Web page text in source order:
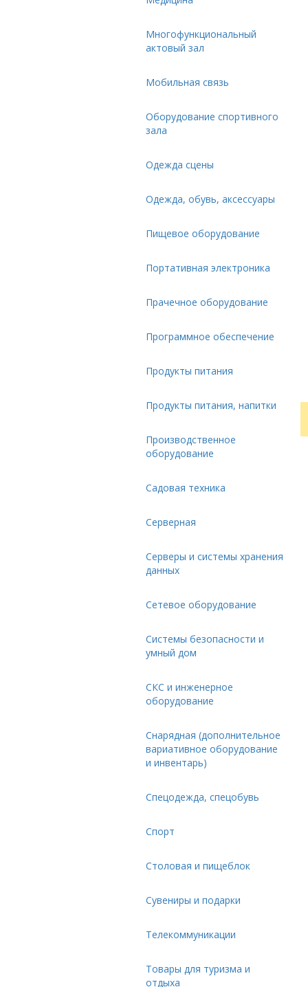
Многофункциональный
актовый зал
Мобильная связь
Оборудование спортивного
зала
Одежда сцены
Одежда, обувь, аксессуары
Пищевое оборудование
Портативная электроника
Прачечное оборудование
Программное обеспечение
Продукты питания
Продукты питания, напитки
Производственное
оборудование
Садовая техника
Серверная
Серверы и системы хранения
данных
Сетевое оборудование
Системы безопасности и
умный дом
СКС и инженерное
оборудование
Снарядная (дополнительное
вариативное оборудование
и инвентарь)
Спецодежда, спецобувь
Спорт
Столовая и пищеблок
Сувениры и подарки
Телекоммуникации
Товары для туризма и
отдыха